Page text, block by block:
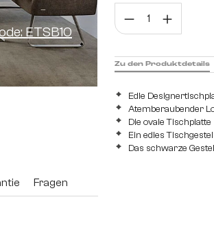
Edle
Atemberaubender
Die ovale
Ein edles
Das schwarze
Zu den Produktdetails
ETSB10
Fragen